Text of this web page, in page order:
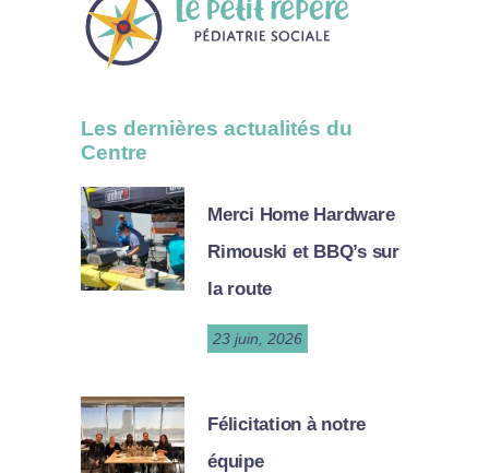
Les dernières actualités du
Centre
Merci Home Hardware
Rimouski et BBQ’s sur
la route
23 juin, 2026
Félicitation à notre
équipe